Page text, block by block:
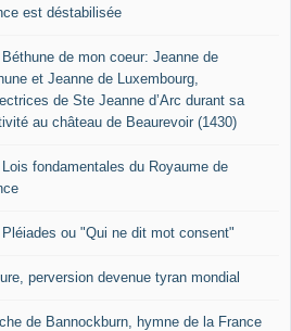
est déstabilisée
de mon coeur: Jeanne de
et Jeanne de Luxembourg,
de Ste Jeanne d’Arc durant sa
au château de Beaurevoir (1430)
fondamentales du Royaume de
Pléiades ou "Qui ne dit mot consent"
perversion devenue tyran mondial
de Bannockburn, hymne de la France